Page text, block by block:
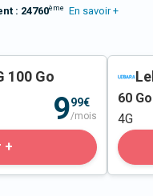
: 24760ème En savoir +
100 Go
999€
/mois
+
60 Go
4G